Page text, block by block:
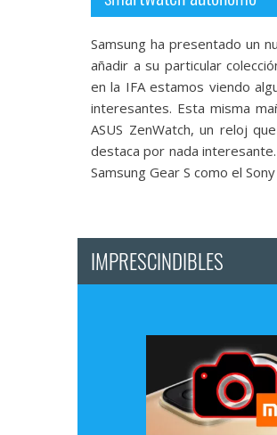
Samsung ha presentado un
añadir a su particular
en la IFA estamos viendo
interesantes. Esta misma
ASUS ZenWatch, un reloj
destaca por nada
Samsung Gear S como el
IMPRESCINDIBLES